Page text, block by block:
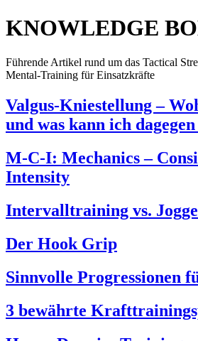
KNOWLEDGE
Führende Artikel rund um das Tactical
Mental-Training für Einsatzkräfte
Valgus-Kniestellung –
und was kann ich
M-C-I: Mechanics –
Intensity
Intervalltraining vs.
Der Hook Grip
Sinnvolle Progressionen
3 bewährte